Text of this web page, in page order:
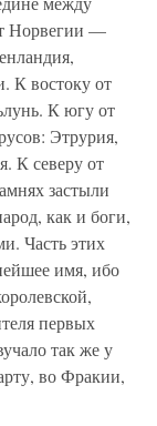
Норвегии —
К востоку от
К югу от
Этрурия,
К северу от
застыли
как и боги,
Часть этих
имя, ибо
первых
так же у
во Фракии,